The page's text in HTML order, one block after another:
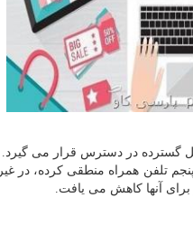
گسترده در دسترس قرار می گیرد.
تلفن همراه منطقی کرده، در غیر
آنها کاهش می یافت.